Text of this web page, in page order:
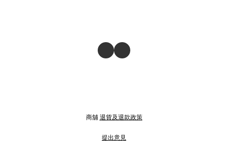
商舖 退貨及退款政策
提出意見